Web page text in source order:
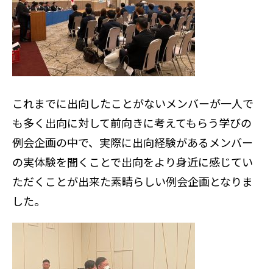
これまでに出向したことがないメンバーが一人で
も多く出向に対して前向きに考えてもらう学びの
例会企画の中で、実際に出向経験があるメンバー
の実体験を聞くことで出向をより身近に感じてい
ただくことが出来た素晴らしい例会企画となりま
した。